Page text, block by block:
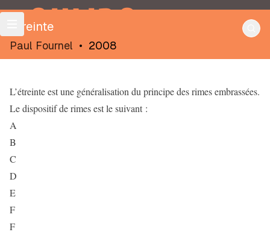
OULIPO
Etreinte
Paul Fournel • 2008
L’étreinte est une généralisation du principe des rimes embrassées.
Le dispositif de rimes est le suivant :
A
B
C
D
E
F
F